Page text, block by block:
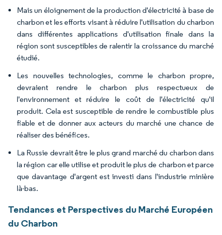
Mais un éloignement de la production d'électricité à base de
charbon et les efforts visant à réduire l'utilisation du charbon
dans différentes applications d'utilisation finale dans la
région sont susceptibles de ralentir la croissance du marché
étudié.
Les nouvelles technologies, comme le charbon propre,
devraient rendre le charbon plus respectueux de
l'environnement et réduire le coût de l'électricité qu'il
produit. Cela est susceptible de rendre le combustible plus
fiable et de donner aux acteurs du marché une chance de
réaliser des bénéfices.
La Russie devrait être le plus grand marché du charbon dans
la région car elle utilise et produit le plus de charbon et parce
que davantage d'argent est investi dans l'industrie minière
là-bas.
Tendances et Perspectives du Marché Européen
du Charbon